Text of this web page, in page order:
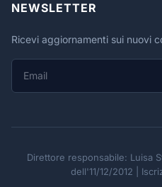
NEWSLETTER
Ricevi aggiornamenti sui nuovi
Direttore responsabile: Luisa
dell'11/12/2012 |